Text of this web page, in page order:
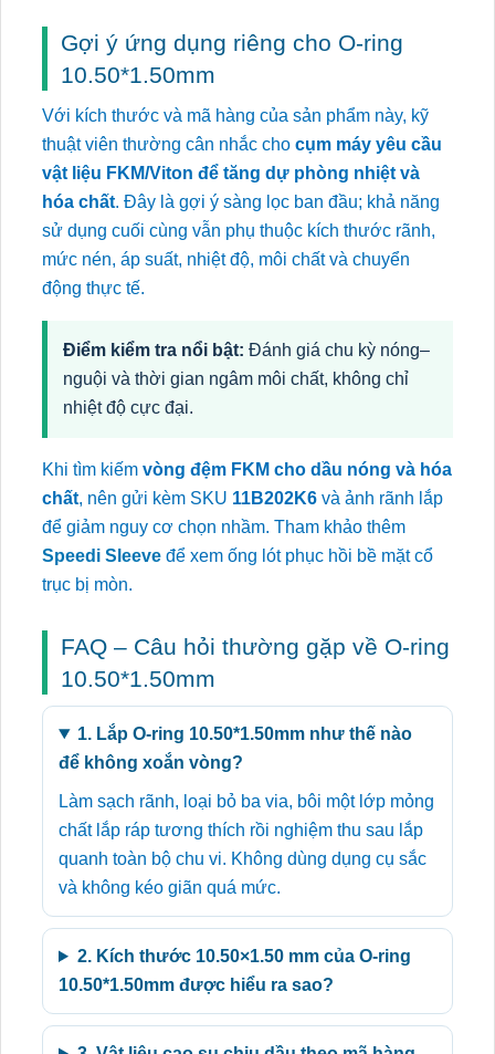
Gợi ý ứng dụng riêng cho O-ring
10.50*1.50mm
Với kích thước và mã hàng của sản phẩm này, kỹ
thuật viên thường cân nhắc cho cụm máy yêu cầu
vật liệu FKM/Viton để tăng dự phòng nhiệt và
hóa chất. Đây là gợi ý sàng lọc ban đầu; khả năng
sử dụng cuối cùng vẫn phụ thuộc kích thước rãnh,
mức nén, áp suất, nhiệt độ, môi chất và chuyển
động thực tế.
Điểm kiểm tra nổi bật: Đánh giá chu kỳ nóng–
nguội và thời gian ngâm môi chất, không chỉ
nhiệt độ cực đại.
Khi tìm kiếm vòng đệm FKM cho dầu nóng và hóa
chất, nên gửi kèm SKU 11B202K6 và ảnh rãnh lắp
để giảm nguy cơ chọn nhầm. Tham khảo thêm
Speedi Sleeve để xem ống lót phục hồi bề mặt cổ
trục bị mòn.
FAQ – Câu hỏi thường gặp về O-ring
10.50*1.50mm
1. Lắp O-ring 10.50*1.50mm như thế nào
để không xoắn vòng?
Làm sạch rãnh, loại bỏ ba via, bôi một lớp mỏng
chất lắp ráp tương thích rồi nghiệm thu sau lắp
quanh toàn bộ chu vi. Không dùng dụng cụ sắc
và không kéo giãn quá mức.
2. Kích thước 10.50×1.50 mm của O-ring
10.50*1.50mm được hiểu ra sao?